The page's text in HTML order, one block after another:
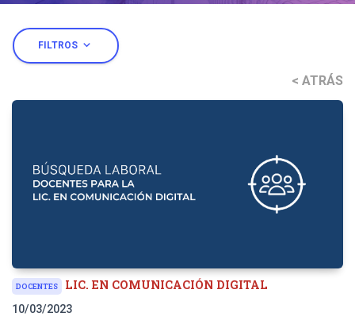
FILTROS expand_more
< ATRÁS
DOCENTES LIC. EN COMUNICACIÓN DIGITAL
10/03/2023